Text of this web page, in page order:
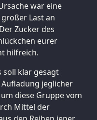
war eine
Last an
Zucker des
eurer
hilfreich.
soll klar gesagt
jeglicher
diese Gruppe vom
Mittel der